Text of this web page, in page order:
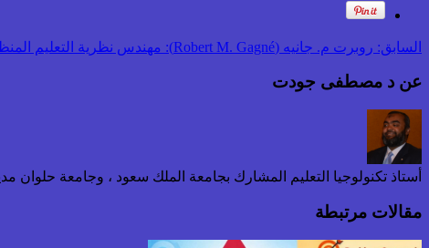
السابق: روبرت م. جانيه (Robert M. Gagné): مهندس نظرية التعليم المنظم وأحد مؤسسي تكنولوجيا التعليم الحديثة
عن د مصطفى جودت
أستاذ تكنولوجيا التعليم المشارك بجامعة الملك سعود ، وجامعة حلوان
مقالات مرتبطة